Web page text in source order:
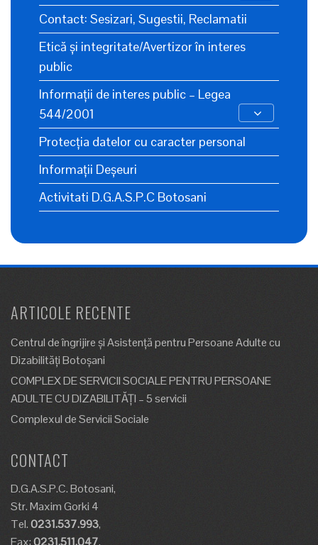
Contact: Sesizari, Sugestii, Reclamatii
Etică și integritate/Avertizor în interes
public
Informații de interes public – Legea
544/2001
Protecția datelor cu caracter personal
Informații Deșeuri
Activitati D.G.A.S.P.C Botosani
ARTICOLE RECENTE
Centrul de îngrijire şi Asistenţă pentru Persoane Adulte cu
Dizabilităţi Botoşani
COMPLEX DE SERVICII SOCIALE PENTRU PERSOANE
ADULTE CU DIZABILITĂȚI – 5 servicii
Complexul de Servicii Sociale
CONTACT
D.G.A.S.P.C. Botosani,
Str. Maxim Gorki 4
Tel.0231.537.993,
Fax:0231.511.047,